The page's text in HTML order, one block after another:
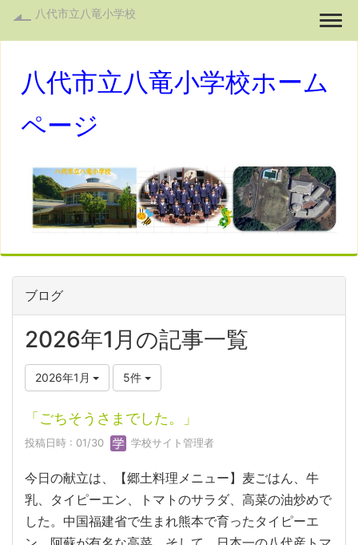
八代市立八竜小学校
八代市立八竜小学校ホーム
ページ
ブログ
2026年1月の記事一覧
2026年1月 5件
「ごちそうさまでした。」
投稿日時 : 01/30 学校サイト管理者
今日の献立は、【郷土料理メニュー】麦ごはん、牛
乳、タイピーエン、トマトのサラダ、高菜の油炒めで
した。中国福建省で生まれ熊本で育ったタイピーエ